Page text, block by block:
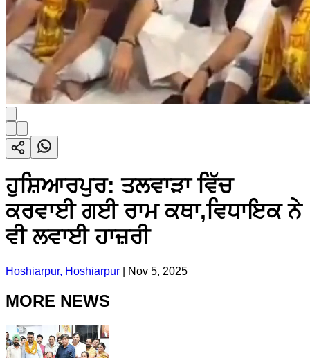
ਹੁਸ਼ਿਆਰਪੁਰ: ਤਲਵਾੜਾ ਵਿੱਚ
ਕਰਵਾਈ ਗਈ ਰਾਮ ਕਥਾ,ਵਿਧਾਇਕ ਨੇ
ਵੀ ਲਵਾਈ ਹਾਜ਼ਰੀ
Hoshiarpur, Hoshiarpur Nov 5, 2025
MORE NEWS